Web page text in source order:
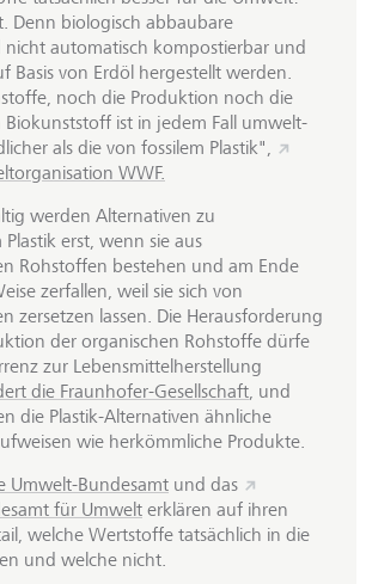
Denn biologisch abbaubare
nicht automatisch kompostierbar und
Basis von Erdöl hergestellt werden.
noch die Produktion noch die
ist in jedem Fall umwelt-
als die von fossilem Plastik",
WWF.
werden Alternativen zu
erst, wenn sie aus
Rohstoffen bestehen und am Ende
zerfallen, weil sie sich von
zersetzen lassen. Die Herausforderung
der organischen Rohstoffe dürfe
zur Lebensmittelherstellung
die Fraunhofer-Gesellschaft , und
die Plastik-Alternativen ähnliche
wie herkömmliche Produkte.
Umwelt-Bundesamt und das
für Umwelt erklären auf ihren
welche Wertstoffe tatsächlich in die
und welche nicht.